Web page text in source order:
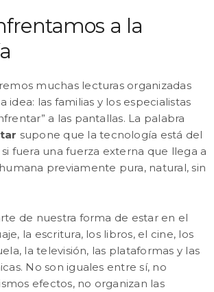
a la
muchas lecturas organizadas
idea: las familias y los especialistas
a las pantallas. La palabra
supone que la tecnología está del
fuera una fuerza externa que llega a
previamente pura, natural, sin
de nuestra forma de estar en el
la escritura, los libros, el cine, los
la televisión, las plataformas y las
No son iguales entre sí, no
efectos, no organizan las